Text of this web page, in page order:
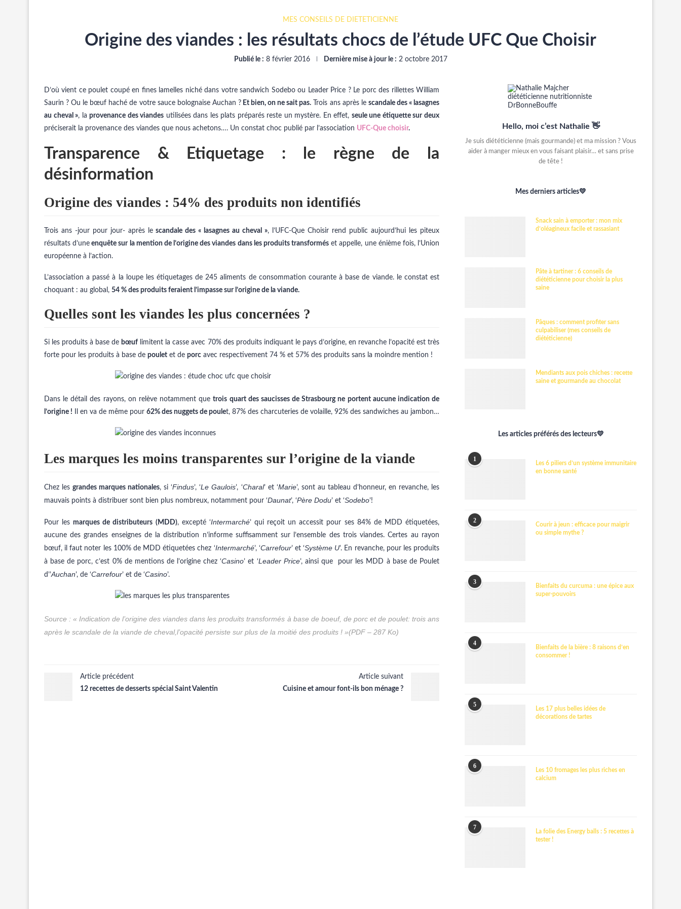
MES CONSEILS DE DIÉTÉTICIENNE
Origine des viandes : les résultats chocs de l’étude UFC Que Choisir
Publié le : 8 février 2016 Dernière mise à jour le : 2 octobre 2017
D’où vient ce poulet coupé en fines lamelles niché dans votre sandwich Sodebo ou Leader Price ? Le porc des rillettes William
Saurin ? Ou le bœuf haché de votre sauce bolognaise Auchan ? Et bien, on ne sait pas. Trois ans après le scandale des « lasagnes
au cheval », laprovenance des viandes utilisées dans les plats préparés reste un mystère. En effet, seule une étiquette sur deux
préciserait la provenance des viandes que nous achetons…. Un constat choc publié par l’association UFC-Que choisir.
Transparence & Etiquetage : le règne de la
désinformation
Origine des viandes : 54% des produits non identifiés
Trois ans -jour pour jour- après le scandale des « lasagnes au cheval », l’UFC-Que Choisir rend public aujourd’hui les piteux
résultats d’une enquête sur la mention de l’origine des viandes dans les produits transformés et appelle, une énième fois, l’Union
européenne à l’action.
L’association a passé à la loupe les étiquetages de 245 aliments de consommation courante à base de viande. le constat est
choquant : au global, 54 % des produits feraient l’impasse sur l’origine de la viande.
Quelles sont les viandes les plus concernées ?
Si les produits à base de bœuf limitent la casse avec 70% des produits indiquant le pays d’origine, en revanche l’opacité est très
forte pour les produits à base de poulet et de porc avec respectivement 74 % et 57% des produits sans la moindre mention !
Dans le détail des rayons, on relève notamment quetrois quart des saucisses de Strasbourg ne portent aucune indication de
l’origine ! Il en va de même pour 62% des nuggets de poulet, 87% des charcuteries de volaille, 92% des sandwiches au jambon…
Les marques les moins transparentes sur l’origine de la viande
Chez lesgrandes marques nationales, si ‘Findus’, ‘Le Gaulois’, ‘Charal’ et ‘Marie’, sont au tableau d’honneur, en revanche, les
mauvais points à distribuer sont bien plus nombreux, notamment pour ‘Daunat’, ‘Père Dodu’ et ‘Sodebo’!
Pour lesmarques de distributeurs (MDD), excepté ‘Intermarché’ qui reçoit un accessit pour ses 84% de MDD étiquetées,
aucune des grandes enseignes de la distribution n’informe suffisamment sur l’ensemble des trois viandes. Certes au rayon
bœuf, il faut noter les 100% de MDD étiquetées chez ‘Intermarché’, ‘Carrefour’ et ‘Système U’. En revanche, pour les produits
à base de porc, c’est 0% de mentions de l’origine chez ‘Casino’ et ‘Leader Price’, ainsi que pour les MDD à base de Poulet
d’’Auchan’, de ‘Carrefour’ et de ‘Casino’.
Source :« Indication de l’origine des viandes dans les produits transformés à base de boeuf, de porc et de poulet: trois ans
après le scandale de la viande de cheval,l’opacité persiste sur plus de la moitié des produits ! »(PDF – 287 Ko)
Article précédent
12 recettes de desserts spécial Saint Valentin
Article suivant
Cuisine et amour font-ils bon ménage ?
Hello, moi c’est Nathalie 👋
Je suis diététicienne (mais gourmande) et ma mission ? Vous
aider à manger mieux en vous faisant plaisir… et sans prise
de tête !
Mes derniers articles💛
Snack sain à emporter : mon mix
d’oléagineux facile et rassasiant
Pâte à tartiner : 6 conseils de
diététicienne pour choisir la plus
saine
Pâques : comment profiter sans
culpabiliser (mes conseils de
diététicienne)
Mendiants aux pois chiches : recette
saine et gourmande au chocolat
Les articles préférés des lecteurs💛
1
Les 6 piliers d’un système immunitaire
en bonne santé
2
Courir à jeun : efficace pour maigrir
ou simple mythe ?
3
Bienfaits du curcuma : une épice aux
super-pouvoirs
4
Bienfaits de la bière : 8 raisons d’en
consommer !
5
Les 17 plus belles idées de
décorations de tartes
6
Les 10 fromages les plus riches en
calcium
7
La folie des Energy balls : 5 recettes à
tester !